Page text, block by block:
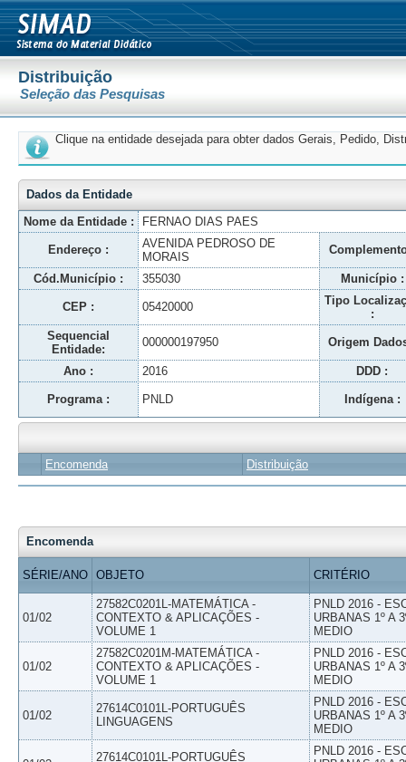
Distribuição
Seleção das Pesquisas
Clique na entidade desejada para obter dados Gerais, Pedido,
Dados da Entidade
Nome da Entidade :
FERNAO DIAS PAES
Endereço :
AVENIDA PEDROSO DE
MORAIS
Cód.Município : 355030 Município :
CEP : 05420000
Tipo
:
Sequencial
Entidade:
000000197950 Origem
Ano : 2016 DDD :
Programa : PNLD Indígena :
Encomenda Distribuição
Encomenda
SÉRIE/ANO OBJETO CRITÉRIO
01/02
27582C0201L-MATEMÁTICA -
CONTEXTO & APLICAÇÕES -
VOLUME 1
PNLD 2016 -
URBANAS 1º A
MEDIO
01/02
27582C0201M-MATEMÁTICA -
CONTEXTO & APLICAÇÕES -
VOLUME 1
PNLD 2016 -
URBANAS 1º A
MEDIO
01/02
27614C0101L-PORTUGUÊS
LINGUAGENS
PNLD 2016 -
URBANAS 1º A
MEDIO
27614C0101L-PORTUGUÊS
PNLD 2016 -